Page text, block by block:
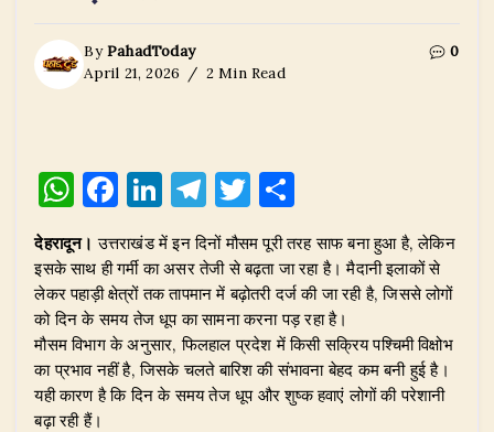
ByPahadToday
April 21, 2026
2 Min Read
0
W
at
s
A
p
p
F
c
e
b
o
o
Li
n
k
e
dI
n
T
el
e
g
ra
m
T
w
it
te
r
ar
e
देहरादून।उत्तराखंड में इन दिनों मौसम पूरी तरह साफ बना हुआ है, लेकिन
इसके साथ ही गर्मी का असर तेजी से बढ़ता जा रहा है। मैदानी इलाकों से
लेकर पहाड़ी क्षेत्रों तक तापमान में बढ़ोतरी दर्ज की जा रही है, जिससे लोगों
को दिन के समय तेज धूप का सामना करना पड़ रहा है।
मौसम विभाग के अनुसार, फिलहाल प्रदेश में किसी सक्रिय पश्चिमी विक्षोभ
का प्रभाव नहीं है, जिसके चलते बारिश की संभावना बेहद कम बनी हुई है।
यही कारण है कि दिन के समय तेज धूप और शुष्क हवाएं लोगों की परेशानी
बढ़ा रही हैं।